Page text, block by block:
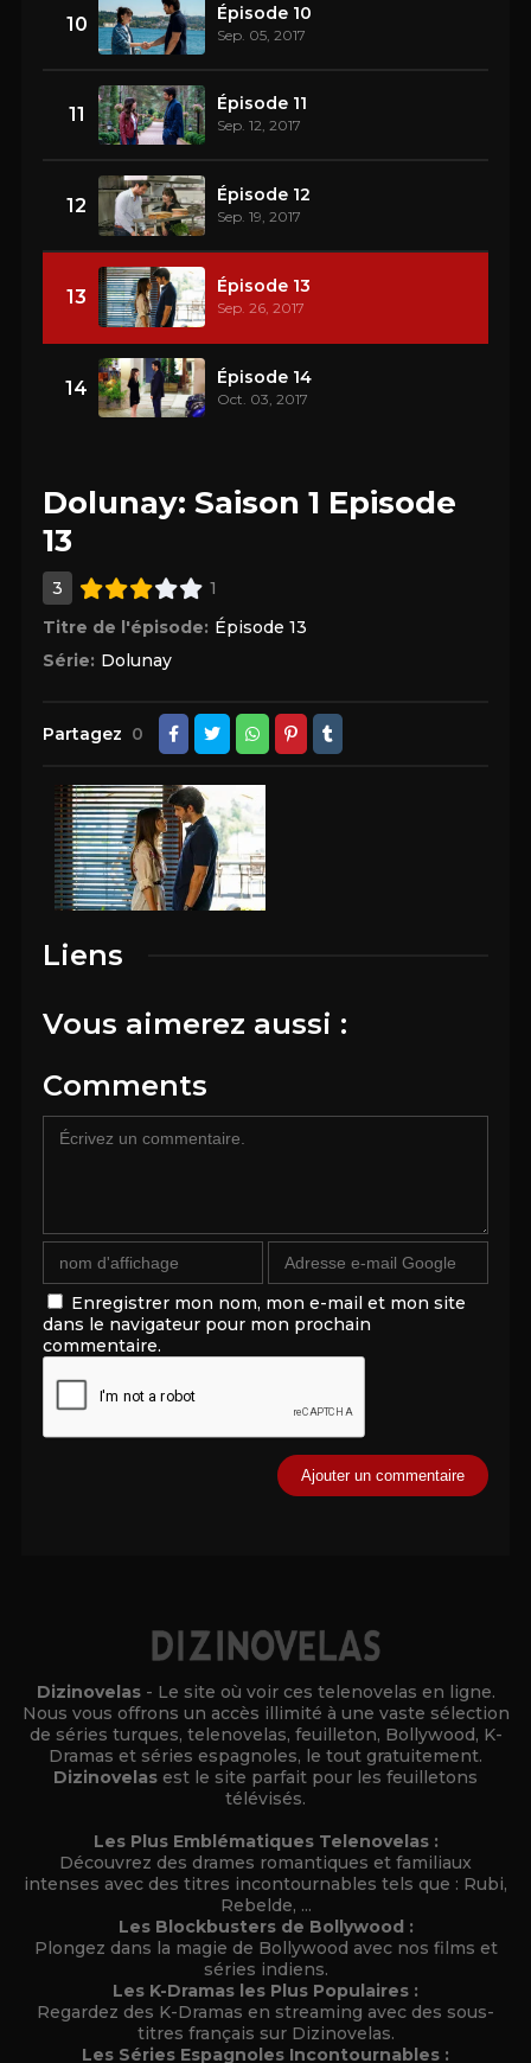
10 Épisode 10
Sep. 05, 2017
11 Épisode 11
Sep. 12, 2017
12 Épisode 12
Sep. 19, 2017
13 Épisode 13
Sep. 26, 2017
14 Épisode 14
Oct. 03, 2017
Dolunay: Saison 1 Episode
13
3
1
Titre de l'épisode: Épisode 13
Série: Dolunay
Partagez 0
Liens
Vous aimerez aussi :
Comments
Enregistrer mon nom, mon e-mail et mon site
dans le navigateur pour mon prochain
commentaire.
Dizinovelas - Le site où voir ces telenovelas en ligne.
Nous vous offrons un accès illimité à une vaste sélection
de séries turques, telenovelas, feuilleton, Bollywood, K-
Dramas et séries espagnoles, le tout gratuitement.
Dizinovelas est le site parfait pour les feuilletons
télévisés.
Les Plus Emblématiques Telenovelas :
Découvrez des drames romantiques et familiaux
intenses avec des titres incontournables tels que : Rubi,
Rebelde, ...
Les Blockbusters de Bollywood :
Plongez dans la magie de Bollywood avec nos films et
séries indiens.
Les K-Dramas les Plus Populaires :
Regardez des K-Dramas en streaming avec des sous-
titres français sur Dizinovelas.
Les Séries Espagnoles Incontournables :